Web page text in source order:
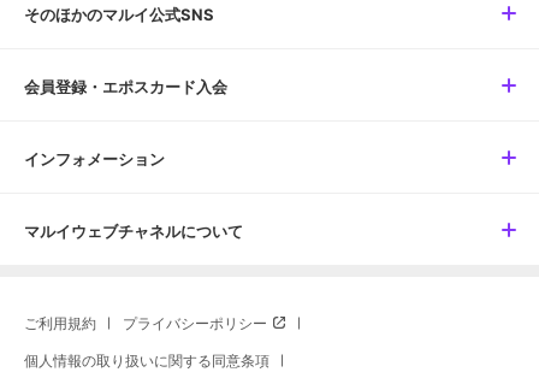
そのほかのマルイ公式SNS
会員登録・エポスカード入会
インフォメーション
マルイウェブチャネルについて
ご利用規約 プライバシーポリシー
個人情報の取り扱いに関する同意条項